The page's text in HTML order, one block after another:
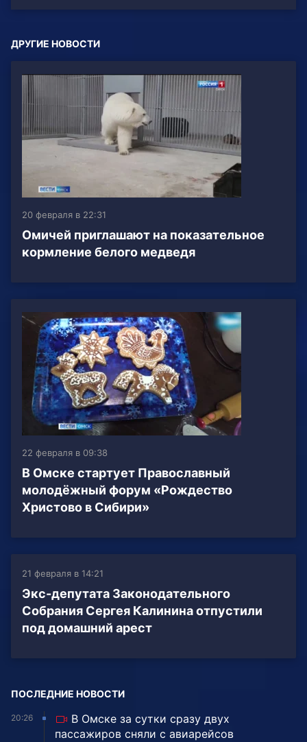
ДРУГИЕ НОВОСТИ
20 февраля в 22:31
Омичей приглашают на показательное
кормление белого медведя
22 февраля в 09:38
В Омске стартует Православный
молодёжный форум «Рождество
Христово в Сибири»
21 февраля в 14:21
Экс-депутата Законодательного
Собрания Сергея Калинина отпустили
под домашний арест
ПОСЛЕДНИЕ НОВОСТИ
20:26
В Омске за сутки сразу двух
пассажиров сняли с авиарейсов